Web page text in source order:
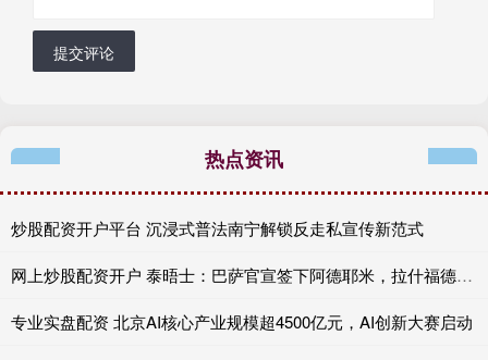
提交评论
热点资讯
炒股配资开户平台 沉浸式普法南宁解锁反走私宣传新范式
网上炒股配资开户 泰晤士：巴萨官宣签下阿德耶米，拉什福德重返诺坎普希望彻底破灭
专业实盘配资 北京AI核心产业规模超4500亿元，AI创新大赛启动